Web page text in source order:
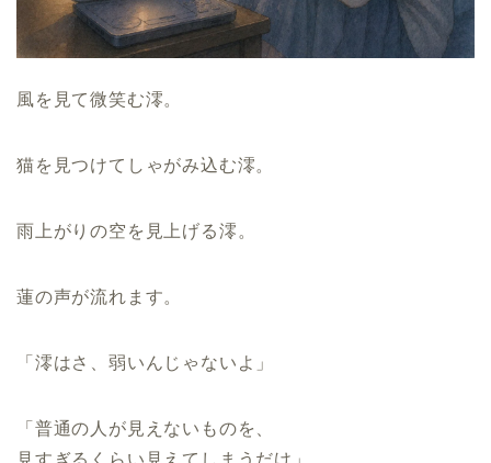
風を見て微笑む澪。
猫を見つけてしゃがみ込む澪。
雨上がりの空を見上げる澪。
蓮の声が流れます。
「澪はさ、弱いんじゃないよ」
「普通の人が見えないものを、
見すぎるくらい見えてしまうだけ」